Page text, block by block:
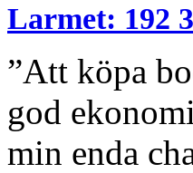
Larmet: 192
”Att köpa
god
min enda